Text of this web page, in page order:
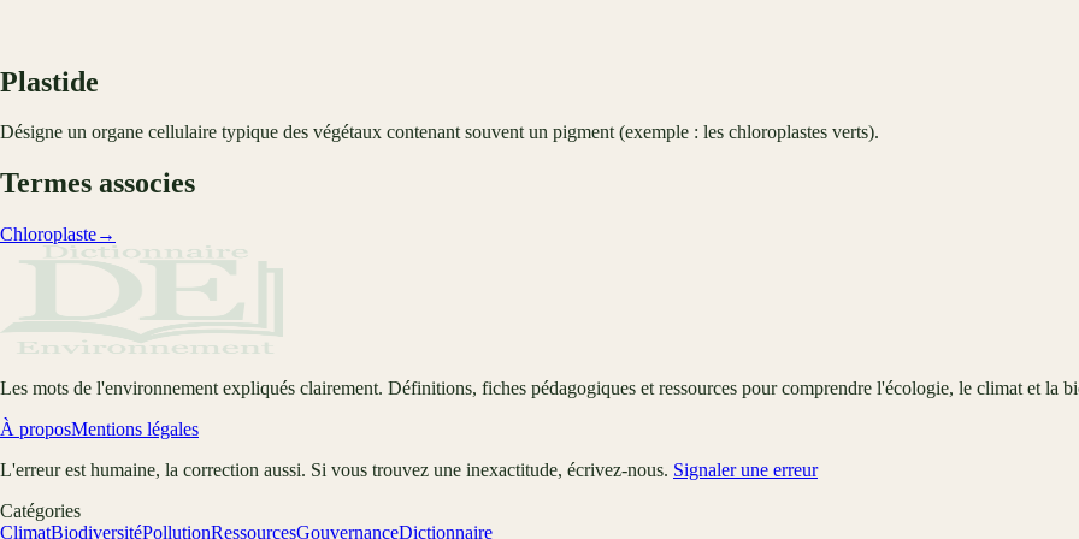
Plastide
Désigne un organe cellulaire typique des végétaux contenant souvent un pigment (exemple : les chloroplastes verts).
Termes associes
Chloroplaste→
Les mots de l'environnement expliqués clairement. Définitions, fiches pédagogiques et ressources pour comprendre l'écologie, le climat et la
À proposMentions légales
L'erreur est humaine, la correction aussi. Si vous trouvez une inexactitude, écrivez-nous. Signaler une erreur
Catégories
ClimatBiodiversitéPollutionRessourcesGouvernanceDictionnaire